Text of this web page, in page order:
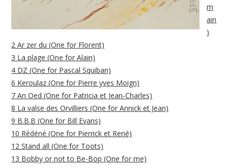
m
ain
)
2 Ar zer du (One for Florent)
3 La plage (One for Alain)
4 DZ (One for Pascal Squiban)
6 Keroulaz (One for Pierre yves Moign)
7 An Oed (One for Patricia et Jean-Charles)
8 La valse des Orvilliers (One for Annick et Jean)
9 B.B.B (One for Bill Evans)
10 Rédéné (One for Pierrick et René)
12 Stand all (One for Toots)
13 Bobby or not to Be-Bop (One for me)